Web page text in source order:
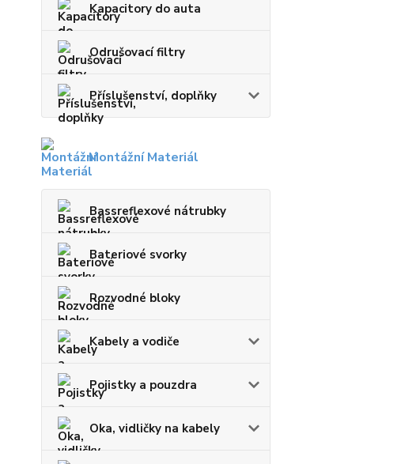
Kapacitory do auta
Odrušovací filtry
Příslušenství, doplňky
Montážní Materiál
Bassreflexové nátrubky
Bateriové svorky
Rozvodné bloky
Kabely a vodiče
Pojistky a pouzdra
Oka, vidličky na kabely